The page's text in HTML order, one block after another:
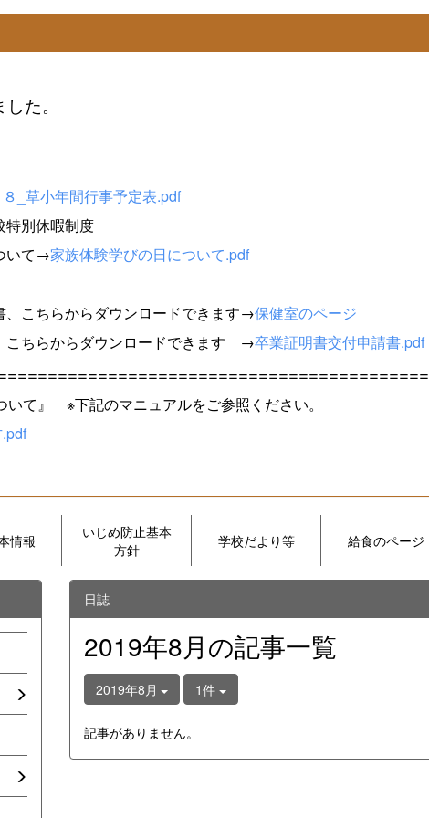
た。
８_草小年間行事予定表.pdf
特別休暇制度
て→家族体験学びの日について.pdf
こちらからダウンロードできます→保健室のページ
ちらからダウンロードできます →卒業証明書交付申請書.pdf
いて』 ※下記のマニュアルをご参照ください。
情報
いじめ防止基本
方針
学校だより等 給食のページ
日誌
2019年8月の記事一覧
2019年8月 1件
記事がありません。